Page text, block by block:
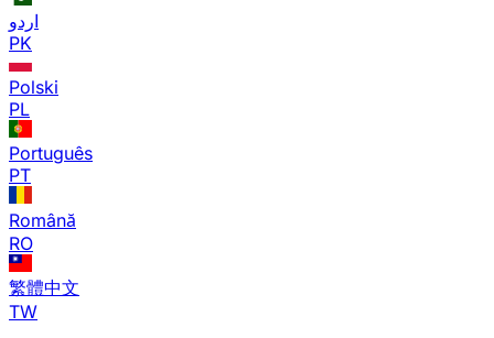
اردو
PK
Polski
PL
Português
PT
Română
RO
繁體中文
TW